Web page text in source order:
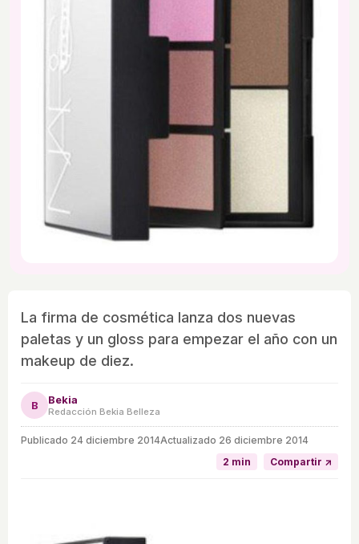
La firma de cosmética lanza dos nuevas
paletas y un gloss para empezar el año con un
makeup de diez.
B Bekia
Redacción Bekia Belleza
Publicado 24 diciembre 2014Actualizado 26 diciembre 2014
2 min
Compartir ↗